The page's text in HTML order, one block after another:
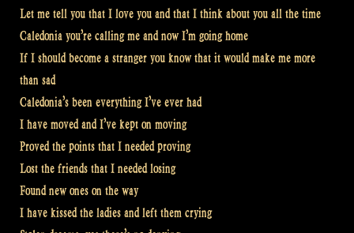
Let me tell you that I love you and that I think about you all the time
Caledonia you’re calling me and now I’m going home
If I should become a stranger you know that it would make me more
than sad
Caledonia’s been everything I’ve ever had
I have moved and I’ve kept on moving
Proved the points that I needed proving
Lost the friends that I needed losing
Found new ones on the way
I have kissed the ladies and left them crying